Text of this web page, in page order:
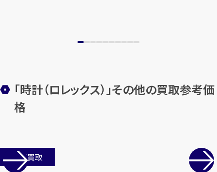
分！今すぐ査定金額をお伝えいた
します
「時計（ロレックス）」その他の買取参考価
格
店舗買取